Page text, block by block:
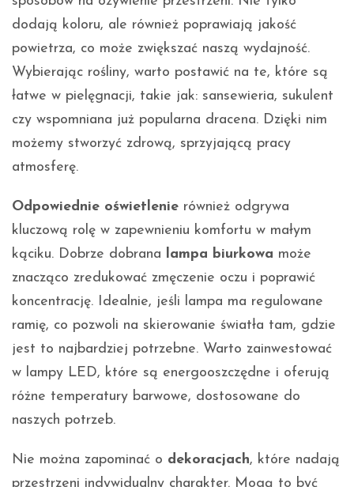
dodają koloru, ale również poprawiają jakość
powietrza, co może zwiększać naszą wydajność.
Wybierając rośliny, warto postawić na te, które są
łatwe w pielęgnacji, takie jak: sansewieria, sukulent
czy wspomniana już popularna dracena. Dzięki nim
możemy stworzyć zdrową, sprzyjającą pracy
atmosferę.
Odpowiednie oświetlenie również odgrywa
kluczową rolę w zapewnieniu komfortu w małym
kąciku. Dobrze dobrana lampa biurkowa może
znacząco zredukować zmęczenie oczu i poprawić
koncentrację. Idealnie, jeśli lampa ma regulowane
ramię, co pozwoli na skierowanie światła tam, gdzie
jest to najbardziej potrzebne. Warto zainwestować
w lampy LED, które są energooszczędne i oferują
różne temperatury barwowe, dostosowane do
naszych potrzeb.
Nie można zapominać o dekoracjach, które nadają
przestrzeni indywidualny charakter. Mogą to być